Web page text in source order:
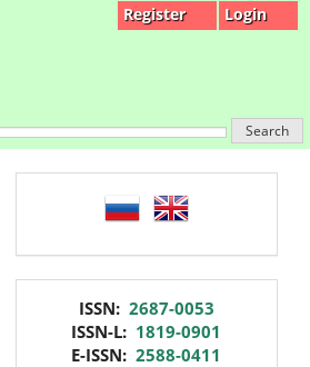
Register Login
Search
language
ISSN: 2687-0053
ISSN-L: 1819-0901
E-ISSN:2588-0411